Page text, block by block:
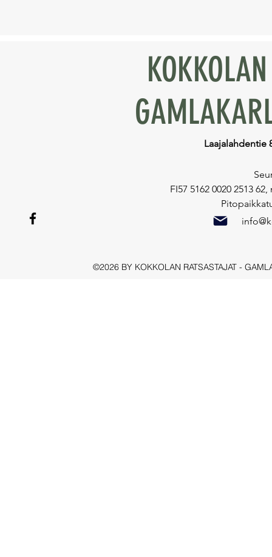
Laajalahdentie
FI57 5162 0020 2513
©2026 BY KOKKOLAN RATSASTAJAT -